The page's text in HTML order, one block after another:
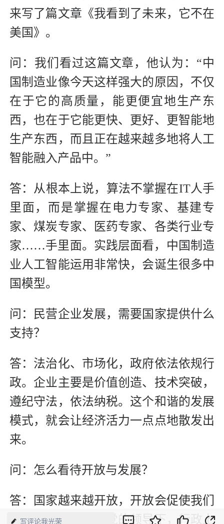
来写了篇文章《我看到了未来，它不在
美国》。
问：我们看过这篇文章，他认为：“中
国制造业像今天这样强大的原因，不仅
在于它的高质量，能更便宜地生产东
西，也在于它能更快、更好、更智能地
生产东西，而且正在越来越多地将人工
智能融入产品中。”
答：从根本上说，算法不掌握在IT人手
里面，而是掌握在电力专家、基建专
家、煤炭专家、医药专家、各类行业专
家……手里面。实践层面看，中国制造
业人工智能运用非常快，会诞生很多中
国模型。
问：民营企业发展，需要国家提供什么
支持？
答：法治化、市场化，政府依法依规行
政。企业主要是价值创造、技术突破，
遵纪守法，依法纳税。这个和谐的发展
模式，就会让经济活力一点点地散发出
来。
问：怎么看待开放与发展？
答：国家越来越开放，开放会促使我们
更加进步。国家在党的领导下，行政上
写评论我光荣